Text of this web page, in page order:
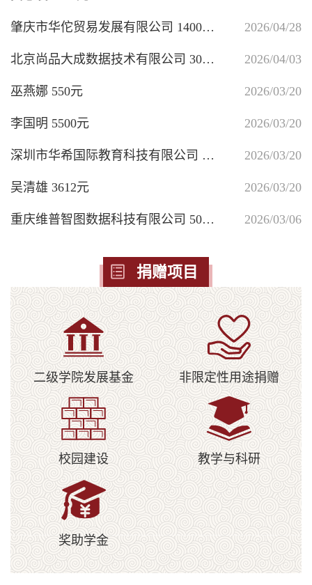
佛山市励志科技有限公司 10000元
历届获福慧赵氏廷芳奖学金学生 44621元 2025/12/19
广州市仲明助学发展中心 100000元 2025/12/19
尚顺发 15000元 2025/12/19
广东宏德科技物业有限公司肇庆分公司 15000元 2025/12/01
肇庆市端州大酒店饮食服务有限公司 50000元 2025/12/01
梁友坚 10000元 2025/12/01
毛秋霞 10000元 2025/11/18
莫杰昌 3000元 2025/11/18
汤婉怡 10000元 2025/11/18
捐赠项目
二级学院发展基金 非限定性用途捐赠
校园建设 教学与科研
奖助学金